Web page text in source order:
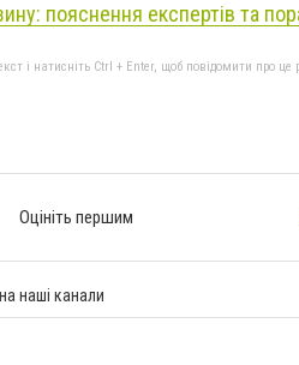
пояснення експертів та
і натисніть Ctrl + Enter, щоб повідомити про це
Оцініть першим
наші канали